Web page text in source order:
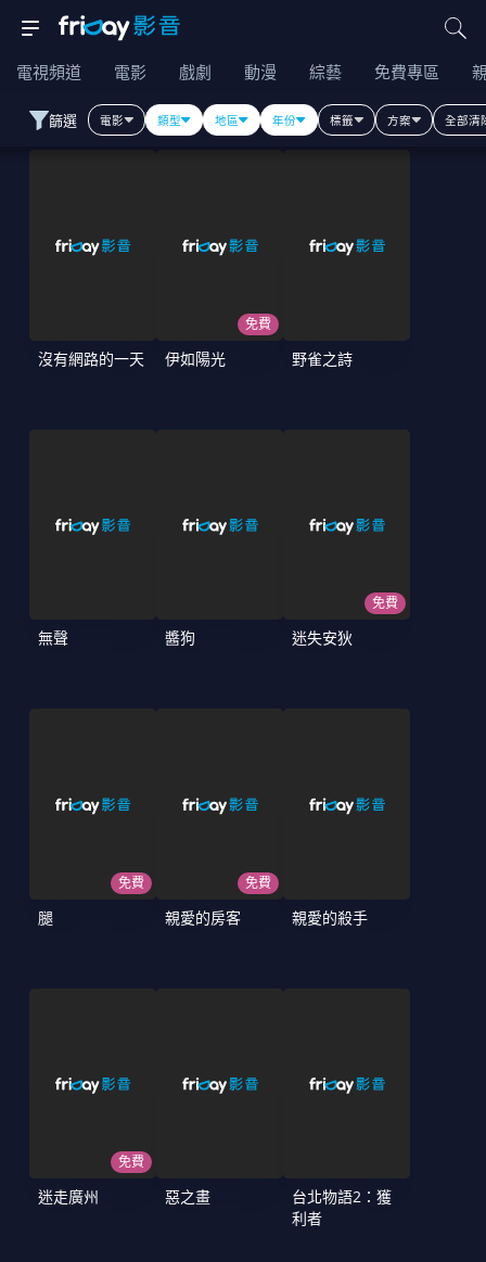
電視頻道 電影 戲劇 動漫 綜藝 免費專區
篩選 電影 類型 地區 年份 標籤 方案 全部清
沒有網路的一天
免費
伊如陽光 野雀之詩
無聲 醬狗
免費
迷失安狄
免費
腿
免費
親愛的房客 親愛的殺手
免費
迷走廣州 惡之畫
台北物語2：獲
利者